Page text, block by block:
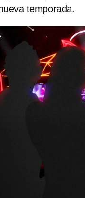
temporada.